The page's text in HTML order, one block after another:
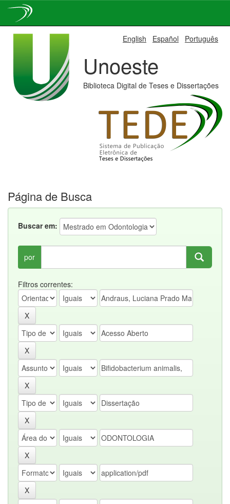
English Español Português
Unoeste
Biblioteca Digital de Teses e Dissertações
Página de Busca
Buscar em:
por
Filtros correntes: